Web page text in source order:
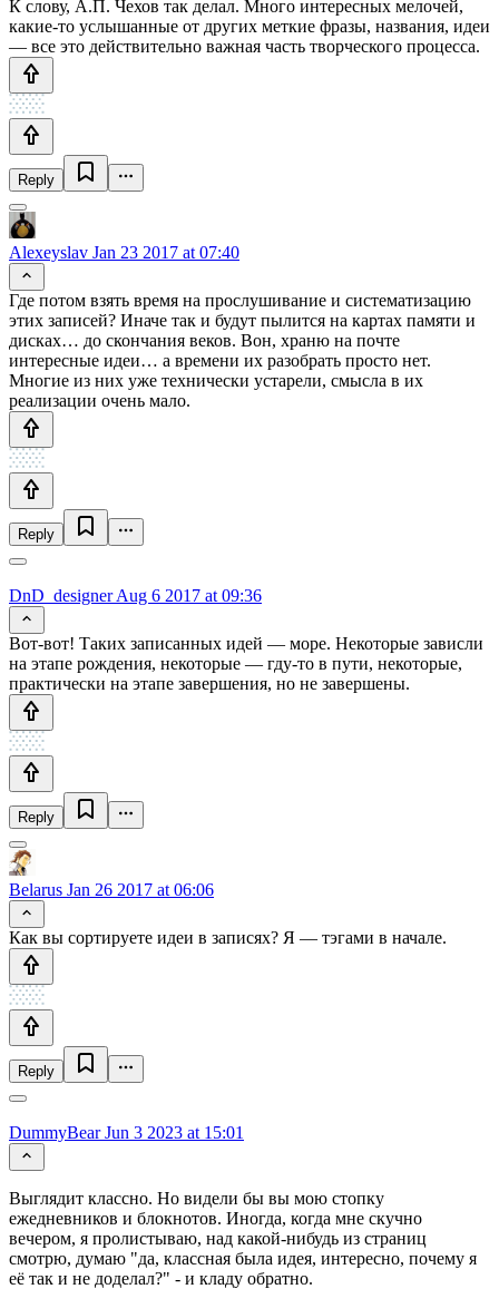
К слову, А.П. Чехов так делал. Много интересных мелочей,
какие-то услышанные от других меткие фразы, названия, идеи
— все это действительно важная часть творческого процесса.
Reply
Alexeyslav Jan 23 2017 at 07:40
Где потом взять время на прослушивание и систематизацию
этих записей? Иначе так и будут пылится на картах памяти и
дисках… до скончания веков. Вон, храню на почте
интересные идеи… а времени их разобрать просто нет.
Многие из них уже технически устарели, смысла в их
реализации очень мало.
Reply
DnD_designerAug 6 2017 at 09:36
Вот-вот! Таких записанных идей — море. Некоторые зависли
на этапе рождения, некоторые — гду-то в пути, некоторые,
практически на этапе завершения, но не завершены.
Reply
Belarus Jan 26 2017 at 06:06
Как вы сортируете идеи в записях? Я — тэгами в начале.
Reply
DummyBearJun 3 2023 at 15:01
Выглядит классно. Но видели бы вы мою стопку
ежедневников и блокнотов. Иногда, когда мне скучно
вечером, я пролистываю, над какой-нибудь из страниц
смотрю, думаю "да, классная была идея, интересно, почему я
её так и не доделал?" - и кладу обратно.